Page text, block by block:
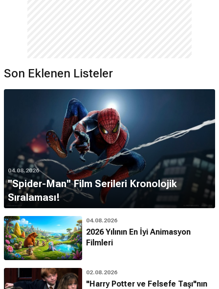
Son Eklenen Listeler
04.08.2026
''Spider-Man'' Film Serileri Kronolojik
Sıralaması!
04.08.2026
2026 Yılının En İyi Animasyon
Filmleri
02.08.2026
"Harry Potter ve Felsefe Taşı"nın